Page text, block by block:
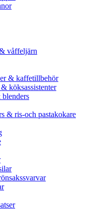
våffeljärn
& kaffetillbehör
köksassistenter
& ris-och pastakokare